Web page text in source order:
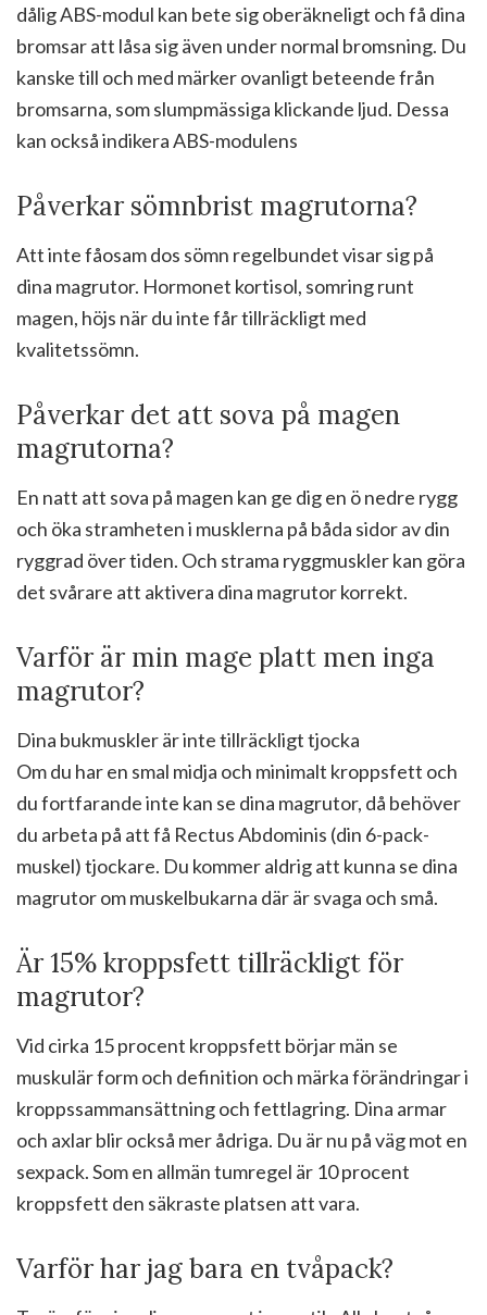
dålig ABS-modul kan bete sig oberäkneligt och få dina
bromsar att låsa sig även under normal bromsning. Du
kanske till och med märker ovanligt beteende från
bromsarna, som slumpmässiga klickande ljud. Dessa
kan också indikera ABS-modulens
Påverkar sömnbrist magrutorna?
Att inte fåosam dos sömn regelbundet visar sig på
dina magrutor. Hormonet kortisol, somring runt
magen, höjs när du inte får tillräckligt med
kvalitetssömn.
Påverkar det att sova på magen
magrutorna?
En natt att sova på magen kan ge dig en ö nedre rygg
och öka stramheten i musklerna på båda sidor av din
ryggrad över tiden. Och strama ryggmuskler kan göra
det svårare att aktivera dina magrutor korrekt.
Varför är min mage platt men inga
magrutor?
Dina bukmuskler är inte tillräckligt tjocka
Om du har en smal midja och minimalt kroppsfett och
du fortfarande inte kan se dina magrutor, då behöver
du arbeta på att få Rectus Abdominis (din 6-pack-
muskel) tjockare. Du kommer aldrig att kunna se dina
magrutor om muskelbukarna där är svaga och små.
Är 15% kroppsfett tillräckligt för
magrutor?
Vid cirka 15 procent kroppsfett börjar män se
muskulär form och definition och märka förändringar i
kroppssammansättning och fettlagring. Dina armar
och axlar blir också mer ådriga. Du är nu på väg mot en
sexpack. Som en allmän tumregel är 10 procent
kroppsfett den säkraste platsen att vara.
Varför har jag bara en tvåpack?